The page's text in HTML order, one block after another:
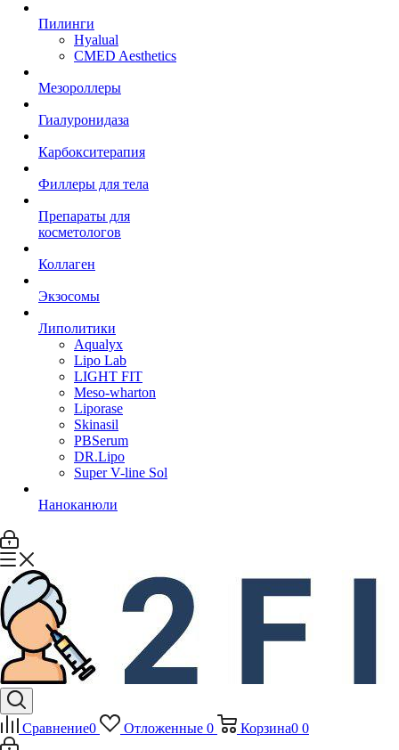
Пилинги
Hyalual
CMED Aesthetics
Мезороллеры
Гиалуронидаза
Карбокситерапия
Филлеры для тела
Препараты для
косметологов
Коллаген
Экзосомы
Липолитики
Aqualyx
Lipo Lab
LIGHT FIT
Meso-wharton
Liporase
Skinasil
PBSerum
DR.Lipo
Super V-line Sol
Наноканюли
Сравнение0 Отложенные 0 Корзина0 0